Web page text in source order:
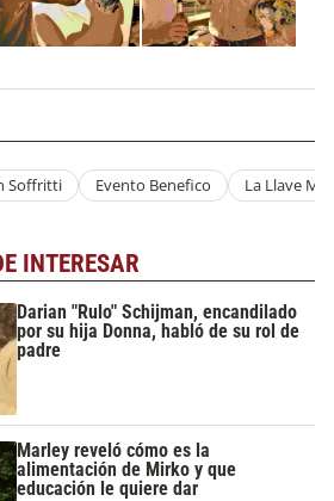
Soffritti Evento Benefico La Llave
INTERESAR
Darian "Rulo" Schijman, encandilado
por su hija Donna, habló de su rol de
padre
Marley reveló cómo es la
alimentación de Mirko y que
educación le quiere dar